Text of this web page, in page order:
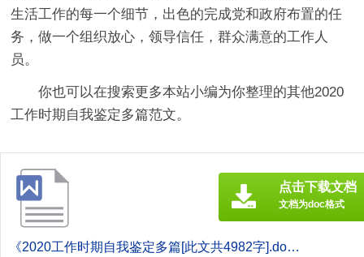
生活工作的每一个细节，出色的完成党和政府布置的任
务，做一个组织放心，领导信任，群众满意的工作人
员。
你也可以在搜索更多本站小编为你整理的其他2020
工作时期自我鉴定多篇范文。
《2020工作时期自我鉴定多篇[此文共4982字].doc》
点击下载文档
文档为doc格式